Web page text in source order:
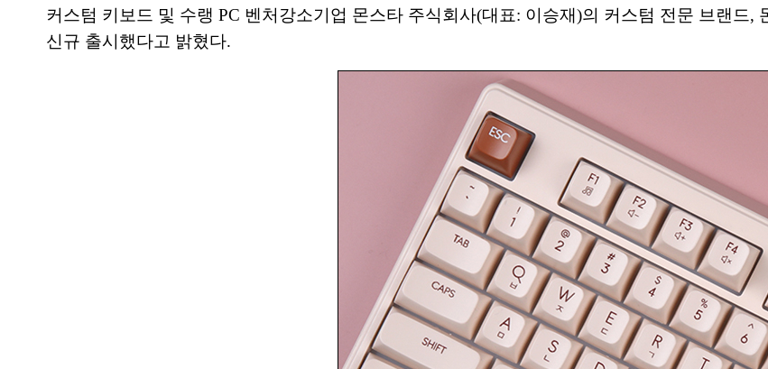
커스텀 키보드 및 수랭 PC 벤처강소기업 몬스타 주식회사(대표: 이승재)의 커스텀 전문 브랜드,
신규 출시했다고 밝혔다.